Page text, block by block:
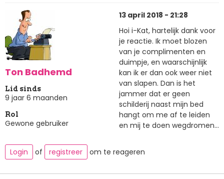
Ton Badhemd
Lid sinds
9 jaar 6 maanden
Rol
Gewone gebruiker
13 april 2018 - 21:28
Hoi i-Kat, hartelijk dank voor
je reactie. Ik moet blozen
van je complimenten en
duimpje, en waarschijnlijk
kan ik er dan ook weer niet
van slapen. Dan is het
jammer dat er geen
schilderij naast mijn bed
hangt om me af te leiden
en mij te doen wegdromen...
Login of registreer om te reageren